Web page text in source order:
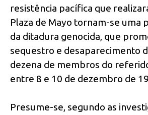
resistência pacífica que
Plaza de Mayo tornam-se uma
da ditadura genocida, que
sequestro e desaparecimento
dezena de membros do
entre 8 e 10 de dezembro de
Presume-se, segundo as